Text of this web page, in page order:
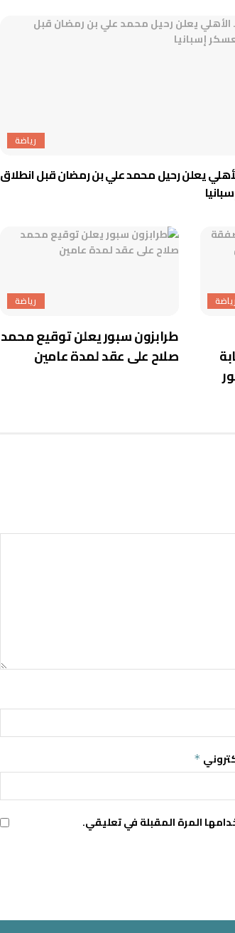
رياضة
يعلن رحيل محمد علي بن رمضان قبل انطلاق
رياضة رياضة
طرابزون سبور يعلن توقيع محمد
صلاح على عقد لمدة عامين
*
المرة المقبلة في تعليقي.